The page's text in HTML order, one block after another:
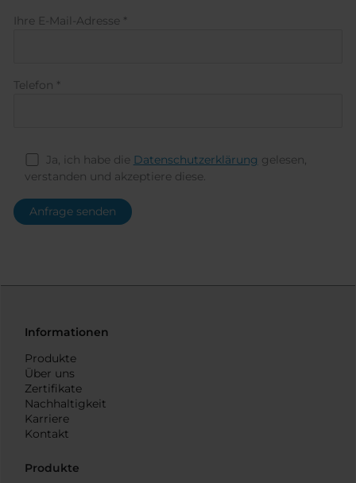
Ihre E-Mail-Adresse *
Telefon *
Ja, ich habe die Datenschutzerklärung gelesen,
verstanden und akzeptiere diese.
Informationen
Produkte
Über uns
Zertifikate
Nachhaltigkeit
Karriere
Kontakt
Produkte